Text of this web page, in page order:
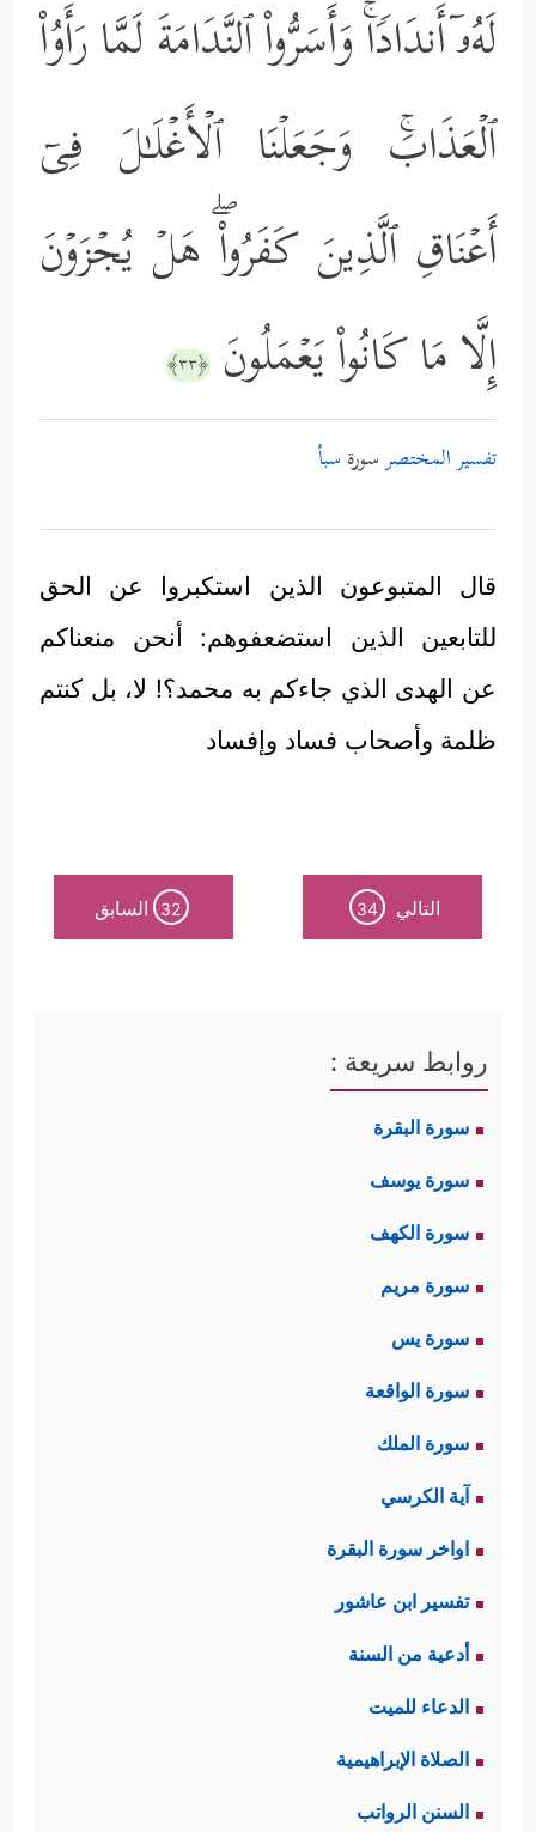
لَهُۥۤ أَندَادࣰاۚ وَأَسَرُّواْ ٱلنَّدَامَةَ لَمَّا رَأَوُاْ
ٱلۡعَذَابَۚ وَجَعَلۡنَا ٱلۡأَغۡلَـٰلَ فِیۤ
أَعۡنَاقِ ٱلَّذِینَ كَفَرُواْۖ هَلۡ یُجۡزَوۡنَ
إِلَّا مَا كَانُواْ یَعۡمَلُونَ ﴿٣٣﴾
تفسير المختصرسورة سبأ
قال المتبوعون الذين استكبروا عن الحق
للتابعين الذين استضعفوهم: أنحن منعناكم
عن الهدى الذي جاءكم به محمد؟! لا، بل كنتم
ظلمة وأصحاب فساد وإفساد
التالي 34
32 السابق
روابط سريعة :
سورة البقرة
سورة يوسف
سورة الكهف
سورة مريم
سورة يس
سورة الواقعة
سورة الملك
آية الكرسي
اواخر سورة البقرة
تفسير ابن عاشور
أدعية من السنة
الدعاء للميت
الصلاة الإبراهيمية
السنن الرواتب